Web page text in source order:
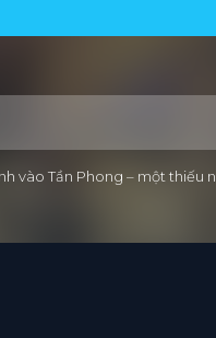
vào Tần Phong – một